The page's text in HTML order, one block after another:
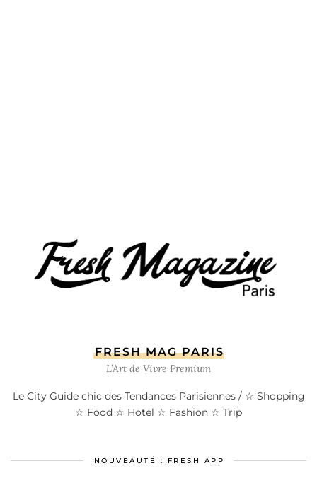
FRESH MAG PARIS
L’Art de Vivre Premium
Le City Guide chic des Tendances Parisiennes / ☆ Shopping
☆ Food ☆ Hotel ☆ Fashion ☆ Trip
NOUVEAUTÉ : FRESH APP